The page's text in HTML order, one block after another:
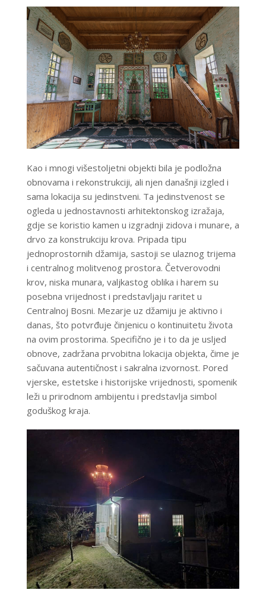
Kao i mnogi višestoljetni objekti bila je podložna
obnovama i rekonstrukciji, ali njen današnji izgled i
sama lokacija su jedinstveni. Ta jedinstvenost se
ogleda u jednostavnosti arhitektonskog izražaja,
gdje se koristio kamen u izgradnji zidova i munare, a
drvo za konstrukciju krova. Pripada tipu
jednoprostornih džamija, sastoji se ulaznog trijema
i centralnog molitvenog prostora. Četverovodni
krov, niska munara, valjkastog oblika i harem su
posebna vrijednost i predstavljaju raritet u
Centralnoj Bosni. Mezarje uz džamiju je aktivno i
danas, što potvrđuje činjenicu o kontinuitetu života
na ovim prostorima. Specifično je i to da je usljed
obnove, zadržana prvobitna lokacija objekta, čime je
sačuvana autentičnost i sakralna izvornost. Pored
vjerske, estetske i historijske vrijednosti, spomenik
leži u prirodnom ambijentu i predstavlja simbol
goduškog kraja.